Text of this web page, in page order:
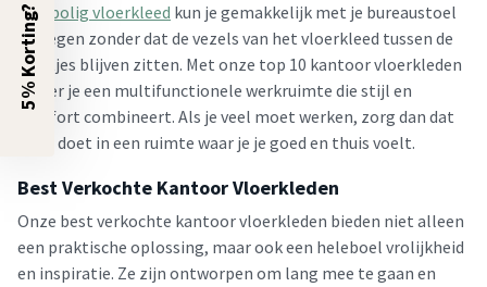
laagpolig vloerkleed kun je gemakkelijk met je bureaustoel
bewegen zonder dat de vezels van het vloerkleed tussen de
wieltjes blijven zitten. Met onze top 10 kantoor vloerkleden
creëer je een multifunctionele werkruimte die stijl en
comfort combineert. Als je veel moet werken, zorg dan dat
je dit doet in een ruimte waar je je goed en thuis voelt.
Best Verkochte Kantoor Vloerkleden
Onze best verkochte kantoor vloerkleden bieden niet alleen
een praktische oplossing, maar ook een heleboel vrolijkheid
en inspiratie. Ze zijn ontworpen om lang mee te gaan en
5% Korting?